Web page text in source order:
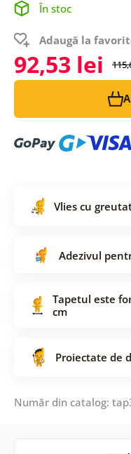
În stoc
Adaugă la
92,53 lei
Vlies cu
Adezivul
Tapetul este
cm
Proiectate de
Număr din catalog: